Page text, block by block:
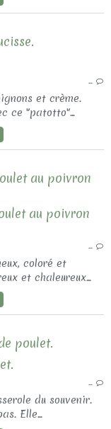
…
et crème.
ce "patotto"...
au poivron
…
coloré et
et chaleureux...
poulet.
…
du souvenir.
Elle...